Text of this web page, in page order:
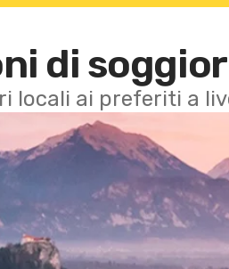
di
locali ai preferiti a